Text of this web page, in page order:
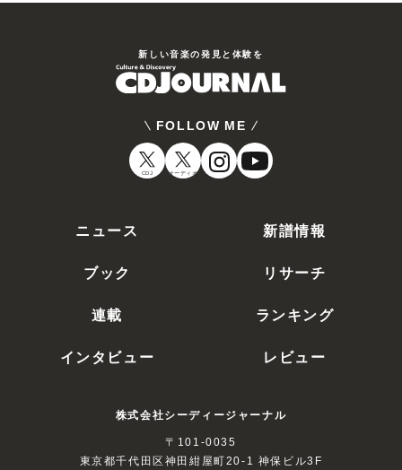
新しい⾳楽の発⾒と体験を
FOLLOW ME
CDJ オーディオ
ニュース
新譜情報
ブック
リサーチ
連載
ランキング
インタビュー
レビュー
株式会社シーディージャーナル
〒101-0035
東京都千代田区神田紺屋町20-1 神保ビル3F